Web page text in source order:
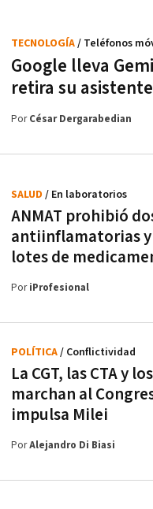
Google lleva
retira su
TECNOLOGÍA/ Teléfonos
PorCésar Dergarabedian
ANMAT prohibió
antiinflamatorias y
lotes de
SALUD / En laboratorios
PoriProfesional
La CGT, las CTA y
marchan al
impulsa Milei
POLÍTICA/ Conflictividad
PorAlejandro Di Biasi